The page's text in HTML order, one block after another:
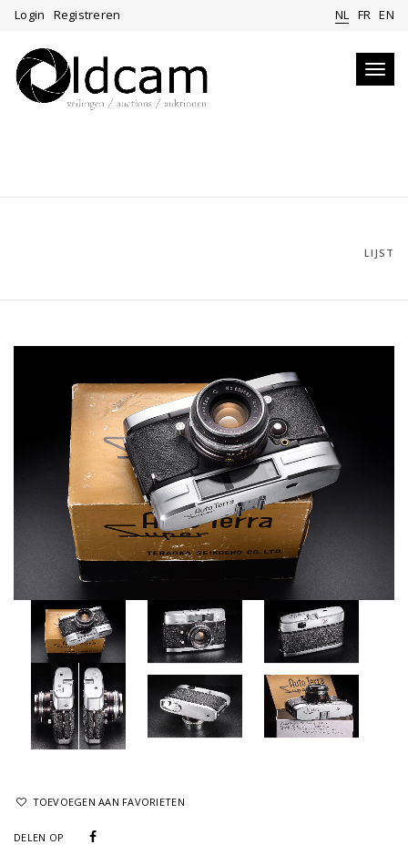
Login Registreren NL FR EN
LIJST
TOEVOEGEN AAN FAVORIETEN
DELEN OP